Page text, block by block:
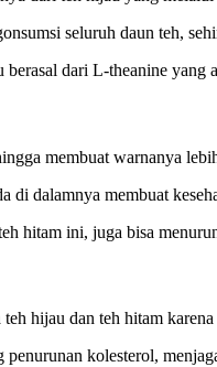
seluruh daun teh,
dari L-theanine
membuat warnanya
di dalamnya membuat
hitam ini, juga bisa
hijau dan teh hitam
kolesterol,